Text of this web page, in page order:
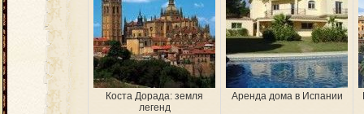
Коста Дорада: земля
легенд
Аренда дома в Испании